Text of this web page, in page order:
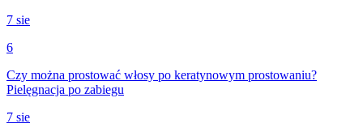
7 sie
6
Czy można prostować włosy po keratynowym prostowaniu?
Pielęgnacja po zabiegu
7 sie